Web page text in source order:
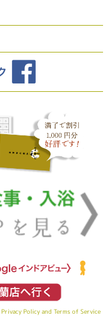
Privacy Policy and Terms of Service